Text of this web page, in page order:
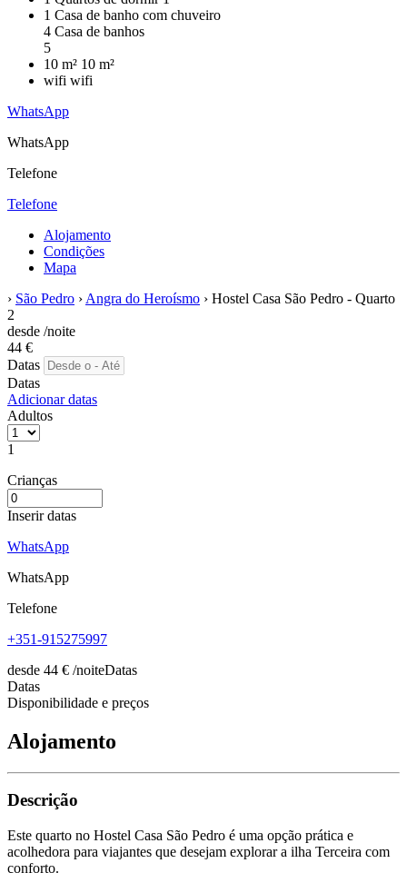
1 Casa de banho com chuveiro
4 Casa de banhos
5
10 m² 10 m²
wifi wifi
WhatsApp
WhatsApp
Telefone
Telefone
Alojamento
Condições
Mapa
› São Pedro › Angra do Heroísmo › Hostel Casa São Pedro - Quarto
2
desde /noite
44 €
Datas
Datas
Adicionar datas
Adultos
1
Crianças
Inserir datas
WhatsApp
WhatsApp
Telefone
+351-915275997
desde 44 € /noiteDatas
Datas
Disponibilidade e preços
Alojamento
Descrição
Este quarto no Hostel Casa São Pedro é uma opção prática e
acolhedora para viajantes que desejam explorar a ilha Terceira com
conforto.